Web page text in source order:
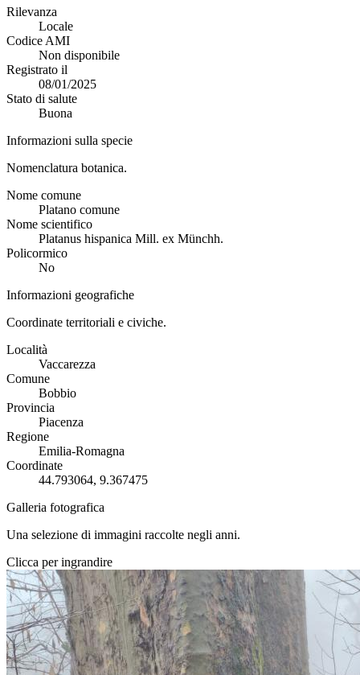
Rilevanza
Locale
Codice AMI
Non disponibile
Registrato il
08/01/2025
Stato di salute
Buona
Informazioni sulla specie
Nomenclatura botanica.
Nome comune
Platano comune
Nome scientifico
Platanus hispanica Mill. ex Münchh.
Policormico
No
Informazioni geografiche
Coordinate territoriali e civiche.
Località
Vaccarezza
Comune
Bobbio
Provincia
Piacenza
Regione
Emilia-Romagna
Coordinate
44.793064, 9.367475
Galleria fotografica
Una selezione di immagini raccolte negli anni.
Clicca per ingrandire